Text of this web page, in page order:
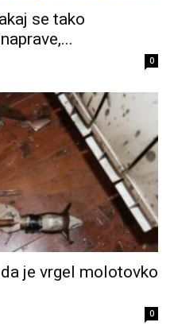
se tako
0
je vrgel molotovko
0